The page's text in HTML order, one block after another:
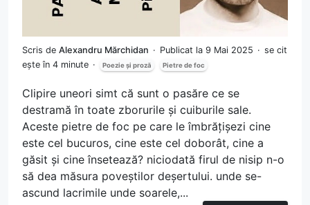
Scris de Alexandru Mărchidan Publicat la 9 Mai 2025
se cit
ește în 4 minute
Poezie și proză Pietre de foc
Clipire uneori simt că sunt o pasăre ce se
destramă în toate zborurile și cuiburile sale.
Aceste pietre de foc pe care le îmbrățișezi cine
este cel bucuros, cine este cel doborât, cine a
găsit și cine însetează? niciodată firul de nisip n-o
să dea măsura poveștilor deșertului. unde se-
ascund lacrimile unde soarele,...